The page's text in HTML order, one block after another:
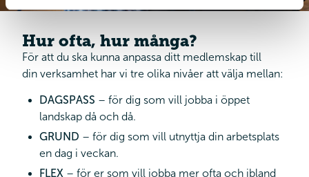
Hur ofta, hur många?
För att du ska kunna anpassa ditt medlemskap till
din verksamhet har vi tre olika nivåer att välja mellan:
DAGSPASS – för dig som vill jobba i öppet
landskap då och då.
GRUND – för dig som vill utnyttja din arbetsplats
en dag i veckan.
FLEX – för er som vill jobba mer ofta och ibland